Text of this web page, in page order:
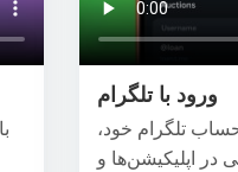
ورود با تلگرام
حساب تلگرام خود،
در اپلیکیشن‌ها و